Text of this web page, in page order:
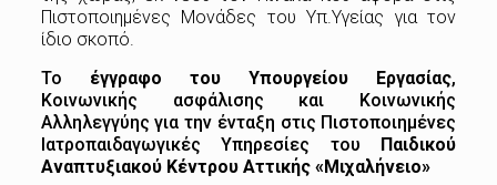
Πιστοποιημένες Μονάδες του Υπ.Υγείας για τον
ίδιο σκοπό.
Το
έγγραφο του Υπουργείου Εργασίας,
Κοινωνικής ασφάλισης και Κοινωνικής
Αλληλεγγύης για την ένταξη στις Πιστοποιημένες
Ιατροπαιδαγωγικές Υπηρεσίες του Παιδικού
Αναπτυξιακού Κέντρου Αττικής «Μιχαλήνειο»